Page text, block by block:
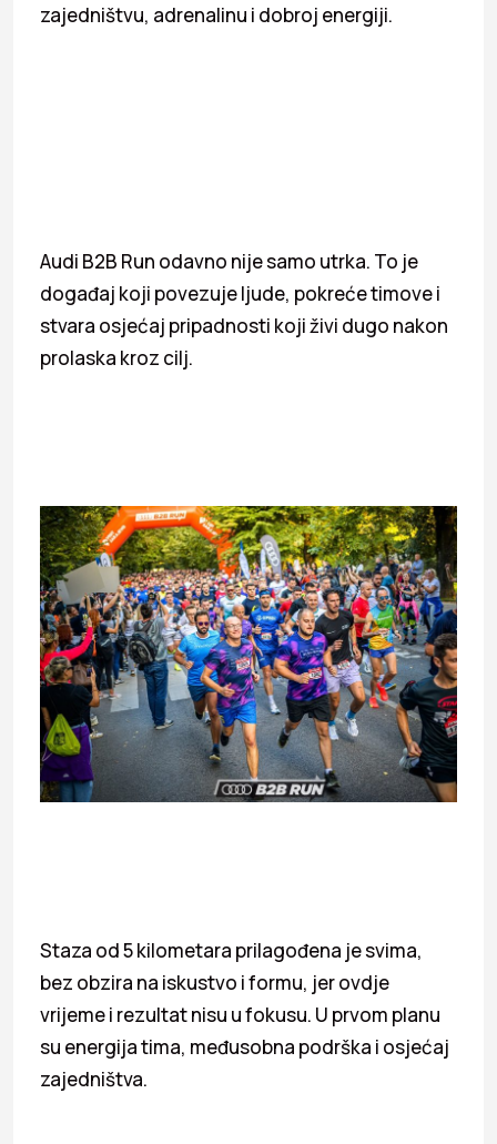
zajedništvu, adrenalinu i dobroj energiji.
Audi B2B Run odavno nije samo utrka. To je
događaj koji povezuje ljude, pokreće timove i
stvara osjećaj pripadnosti koji živi dugo nakon
prolaska kroz cilj.
Staza od 5 kilometara prilagođena je svima,
bez obzira na iskustvo i formu, jer ovdje
vrijeme i rezultat nisu u fokusu. U prvom planu
su energija tima, međusobna podrška i osjećaj
zajedništva.